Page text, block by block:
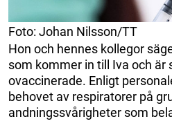
Foto: Johan Nilsson/TT
Hon och hennes kollegor
som kommer in till Iva och är
ovaccinerade. Enligt
behovet av respiratorer på
andningssvårigheter som